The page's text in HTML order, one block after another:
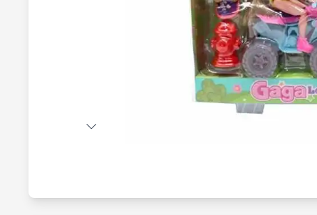
Nerf
Silahlar
Silah Setleri
Kılıç Setleri
Ok Setleri